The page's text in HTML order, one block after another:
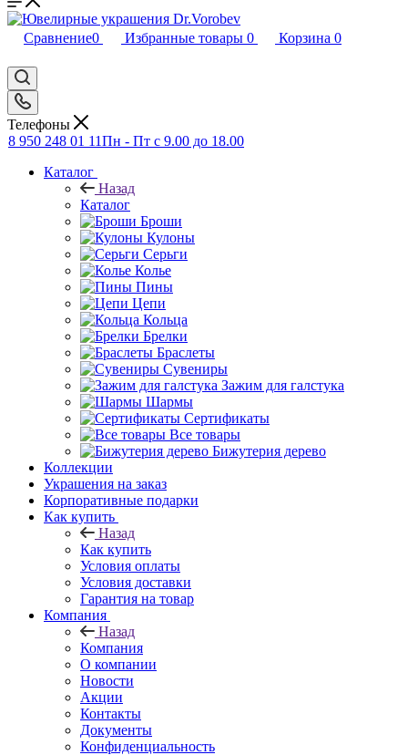
Сравнение0 Избранные товары 0 Корзина 0
Телефоны
8 950 248 01 11Пн - Пт с 9.00 до 18.00
Каталог
Назад
Каталог
Броши
Кулоны
Серьги
Колье
Пины
Цепи
Кольца
Брелки
Браслеты
Сувениры
Зажим для галстука
Шармы
Сертификаты
Все товары
Бижутерия дерево
Коллекции
Украшения на заказ
Корпоративные подарки
Как купить
Назад
Как купить
Условия оплаты
Условия доставки
Гарантия на товар
Компания
Назад
Компания
О компании
Новости
Акции
Контакты
Документы
Конфиденциальность